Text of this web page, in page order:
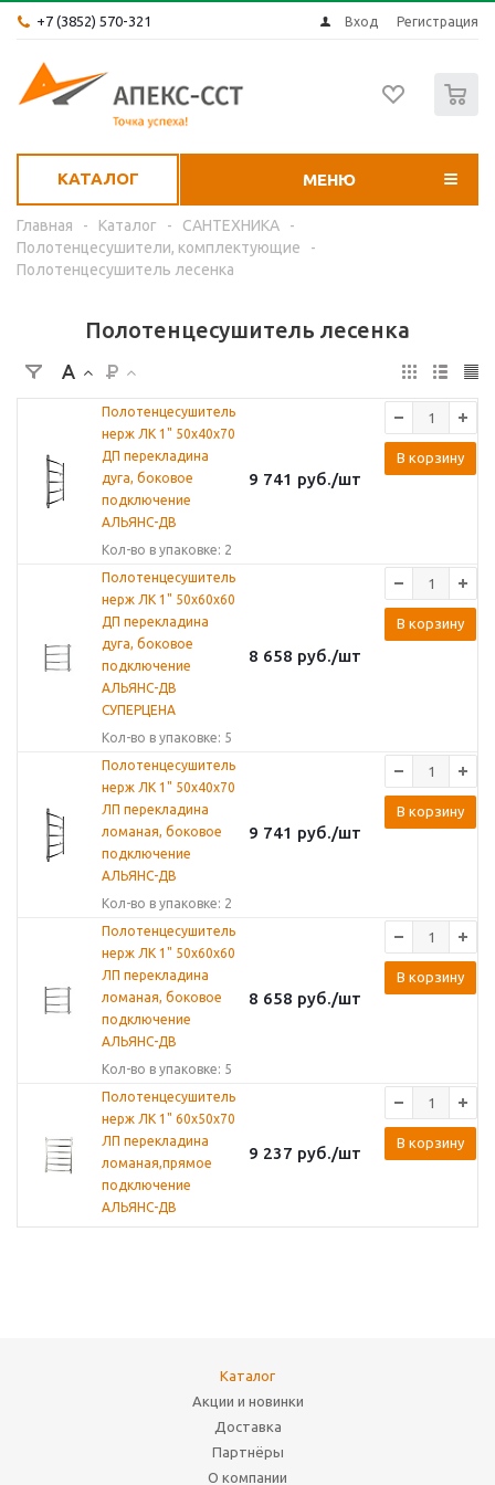
+7 (3852) 570-321 Вход Регистрация
КАТАЛОГ МЕНЮ
Главная - Каталог - САНТЕХНИКА
-
Полотенцесушители, комплектующие
-
Полотенцесушитель лесенка
Полотенцесушитель лесенка
Полотенцесушитель
нерж ЛК 1" 50х40х70
ДП перекладина
дуга, боковое
подключение
АЛЬЯНС-ДВ
Кол-во в упаковке: 2
9 741 руб./шт
В корзину
Полотенцесушитель
нерж ЛК 1" 50х60х60
ДП перекладина
дуга, боковое
подключение
АЛЬЯНС-ДВ
СУПЕРЦЕНА
Кол-во в упаковке: 5
8 658 руб./шт
В корзину
Полотенцесушитель
нерж ЛК 1" 50х40х70
ЛП перекладина
ломаная, боковое
подключение
АЛЬЯНС-ДВ
Кол-во в упаковке: 2
9 741 руб./шт
В корзину
Полотенцесушитель
нерж ЛК 1" 50х60х60
ЛП перекладина
ломаная, боковое
подключение
АЛЬЯНС-ДВ
Кол-во в упаковке: 5
8 658 руб./шт
В корзину
Полотенцесушитель
нерж ЛК 1" 60х50х70
ЛП перекладина
ломаная,прямое
подключение
АЛЬЯНС-ДВ
9 237 руб./шт
В корзину
Каталог
Акции и новинки
Доставка
Партнёры
О компании